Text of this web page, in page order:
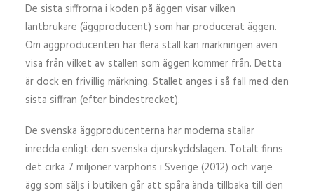
De sista siffrorna i koden på äggen visar vilken
lantbrukare (äggproducent) som har producerat äggen.
Om äggproducenten har flera stall kan märkningen även
visa från vilket av stallen som äggen kommer från. Detta
är dock en frivillig märkning. Stallet anges i så fall med den
sista siffran (efter bindestrecket).
De svenska äggproducenterna har moderna stallar
inredda enligt den svenska djurskyddslagen. Totalt finns
det cirka 7 miljoner värphöns i Sverige (2012) och varje
ägg som säljs i butiken går att spåra ända tillbaka till den